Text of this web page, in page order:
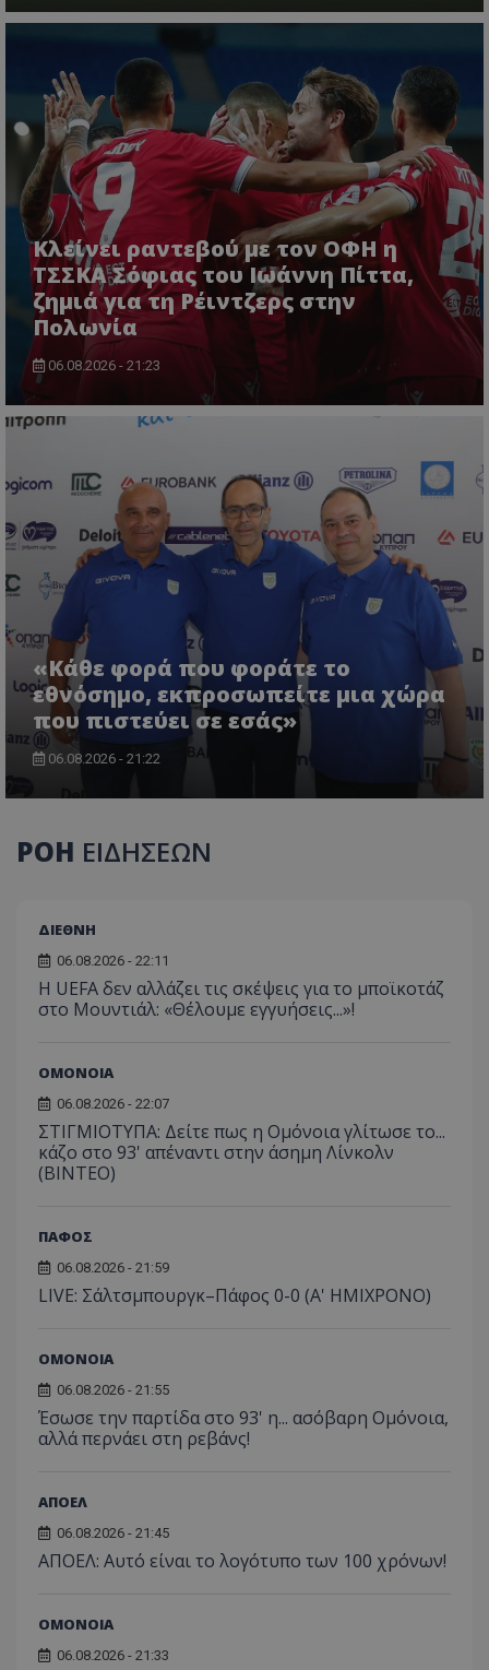
Κλείνει ραντεβού με τον ΟΦΗ η
ΤΣΣΚΑ Σόφιας του Ιωάννη Πίττα,
ζημιά για τη Ρέιντζερς στην
Πολωνία
06.08.2026 - 21:23
«Κάθε φορά που φοράτε το
εθνόσημο, εκπροσωπείτε μια χώρα
που πιστεύει σε εσάς»
06.08.2026 - 21:22
ΡΟΗ ΕΙΔΗΣΕΩΝ
ΔΙΕΘΝΗ
06.08.2026 - 22:11
Η UEFA δεν αλλάζει τις σκέψεις για το μποϊκοτάζ
στο Μουντιάλ: «Θέλουμε εγγυήσεις...»!
ΟΜΟΝΟΙΑ
06.08.2026 - 22:07
ΣΤΙΓΜΙΟΤΥΠΑ: Δείτε πως η Ομόνοια γλίτωσε το...
κάζο στο 93' απέναντι στην άσημη Λίνκολν
(ΒΙΝΤΕΟ)
ΠΑΦΟΣ
06.08.2026 - 21:59
LIVE: Σάλτσμπουργκ–Πάφος 0-0 (Α' ΗΜΙΧΡΟΝΟ)
ΟΜΟΝΟΙΑ
06.08.2026 - 21:55
Έσωσε την παρτίδα στο 93' η... ασόβαρη Ομόνοια,
αλλά περνάει στη ρεβάνς!
ΑΠΟΕΛ
06.08.2026 - 21:45
ΑΠΟΕΛ: Αυτό είναι το λογότυπο των 100 χρόνων!
ΟΜΟΝΟΙΑ
06.08.2026 - 21:33